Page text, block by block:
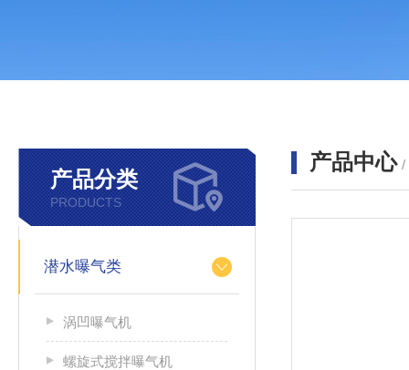
产品分类
PRODUCTS
潜水曝气类
涡凹曝气机
螺旋式搅拌曝气机
产品中心 /